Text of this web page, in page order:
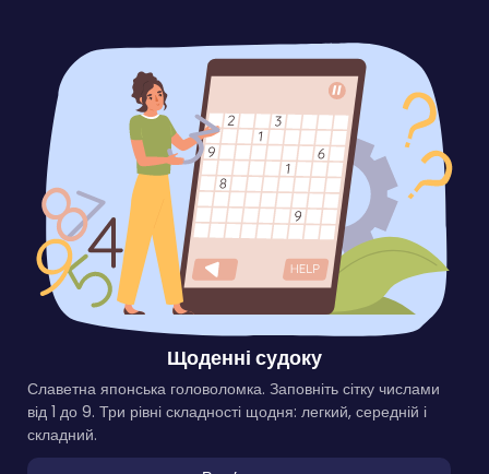
Щоденні судоку
Славетна японська головоломка. Заповніть сітку числами
від 1 до 9. Три рівні складності щодня: легкий, середній і
складний.